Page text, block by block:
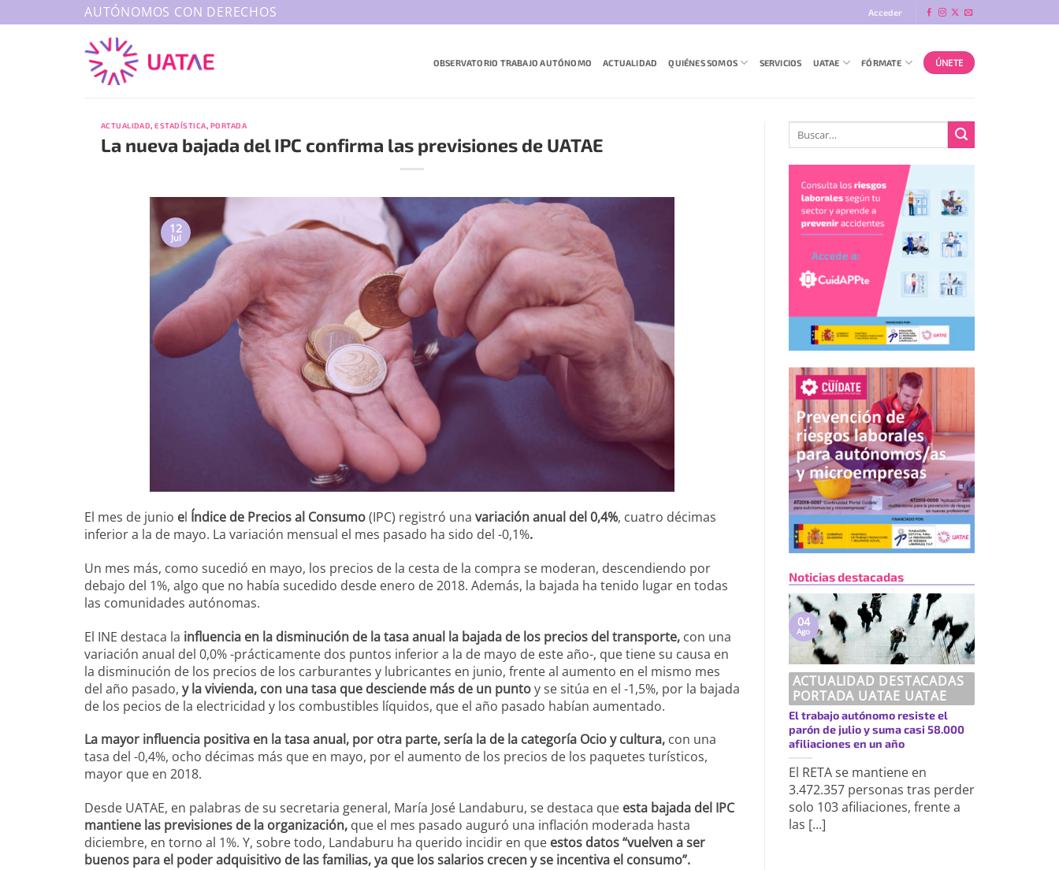
al
AUTÓNOMOS CON DERECHOS Acceder
OBSERVATORIO TRABAJO AUTÓNOMO ACTUALIDAD QUIÉNES SOMOS SERVICIOS UATAE FÓRMATE ÚNETE
ACTUALIDAD,ESTADÍSTICA, PORTADA
La nueva bajada del IPC confirma las previsiones de UATAE
12
Jul
El mes de junio el Índice de Precios al Consumo(IPC) registró una variación anual del 0,4%, cuatro décimas
inferior a la de mayo. La variación mensual el mes pasado ha sido del -0,1%.
Un mes más, como sucedió en mayo, los precios de la cesta de la compra se moderan, descendiendo por
debajo del 1%, algo que no había sucedido desde enero de 2018. Además, la bajada ha tenido lugar en todas
las comunidades autónomas.
El INE destaca la influencia en la disminución de la tasa anual la bajada de los precios del transporte, con una
variación anual del 0,0% -prácticamente dos puntos inferior a la de mayo de este año-, que tiene su causa en
la disminución de los precios de los carburantes y lubricantes en junio, frente al aumento en el mismo mes
del año pasado, y la vivienda, con una tasa que desciende más de un puntoy se sitúa en el -1,5%, por la bajada
de los pecios de la electricidad y los combustibles líquidos, que el año pasado habían aumentado.
La mayor influencia positiva en la tasa anual, por otra parte, sería la de la categoría Ocio y cultura, con una
tasa del -0,4%, ocho décimas más que en mayo, por el aumento de los precios de los paquetes turísticos,
mayor que en 2018.
Desde UATAE, en palabras de su secretaria general, María José Landaburu, se destaca que esta bajada del IPC
mantiene las previsiones de la organización, que el mes pasado auguró una inflación moderada hasta
diciembre, en torno al 1%. Y, sobre todo, Landaburu ha querido incidir en que estos datos “vuelven a ser
buenos para el poder adquisitivo de las familias, ya que los salarios crecen y se incentiva el consumo”.
Noticias destacadas
ACTUALIDAD DESTACADAS
PORTADA UATAE UATAE
El trabajo autónomo resiste el
parón de julio y suma casi 58.000
afiliaciones en un año
El RETA se mantiene en
3.472.357 personas tras perder
solo 103 afiliaciones, frente a
las [...]
04
Ago